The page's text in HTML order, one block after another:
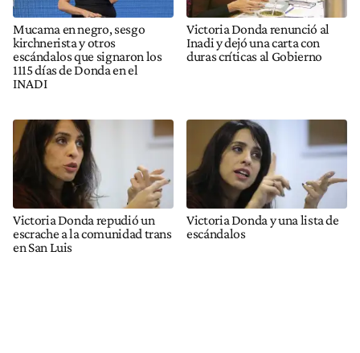
Mucama en negro, sesgo
kirchnerista y otros
escándalos que signaron los
1115 días de Donda en el
INADI
Victoria Donda renunció al
Inadi y dejó una carta con
duras críticas al Gobierno
Victoria Donda repudió un
escrache a la comunidad trans
en San Luis
Victoria Donda y una lista de
escándalos